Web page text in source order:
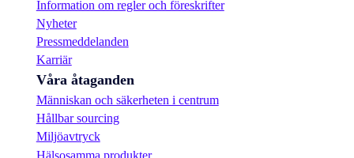
Information om regler och föreskrifter
Nyheter
Pressmeddelanden
Karriär
Våra åtaganden
Människan och säkerheten i centrum
Hållbar sourcing
Miljöavtryck
Hälsosamma produkter